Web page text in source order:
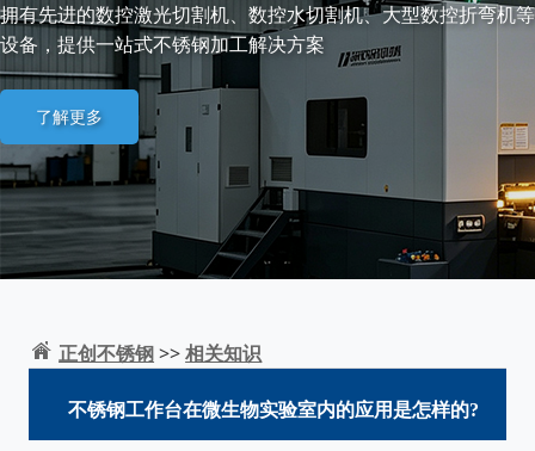
拥有先进的数控激光切割机、数控水切割机、大型数控折弯机等
设备，提供一站式不锈钢加工解决方案
了解更多
正创不锈钢>>相关知识
不锈钢工作台在微生物实验室内的应用是怎样的?